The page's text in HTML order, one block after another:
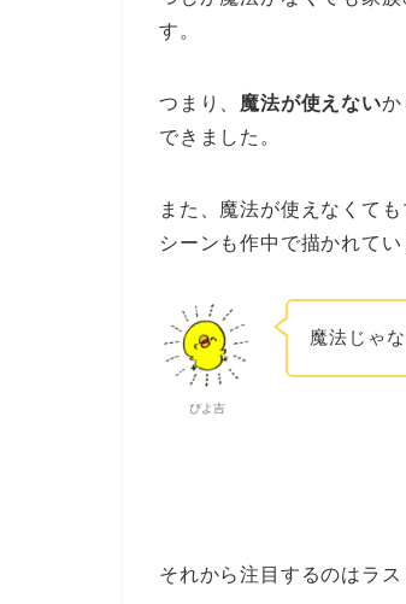
す。
つまり、 魔法が使えないか
できました。
また、魔法が使えなくて
シーンも作中で描かれてい
ぴよ吉
魔法じゃ
それから注目するのはラス